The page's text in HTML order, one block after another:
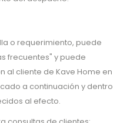
o requerimiento, puede
frecuentes" y puede
al cliente de Kave Home en
a continuación y dentro
al efecto.